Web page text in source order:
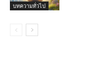
บทความทั่วไป